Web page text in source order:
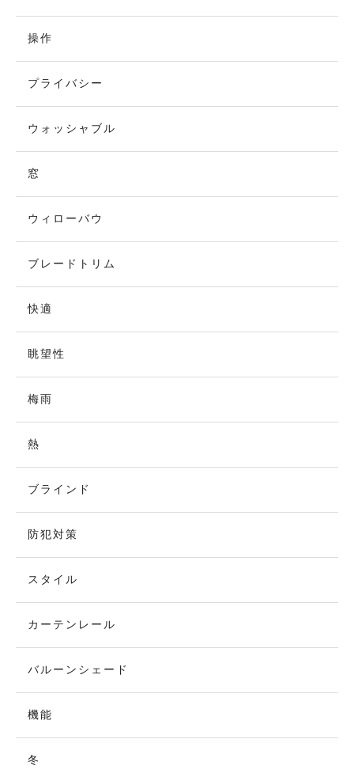
操作
プライバシー
ウォッシャブル
窓
ウィローバウ
ブレードトリム
快適
眺望性
梅雨
熱
ブラインド
防犯対策
スタイル
カーテンレール
バルーンシェード
機能
冬